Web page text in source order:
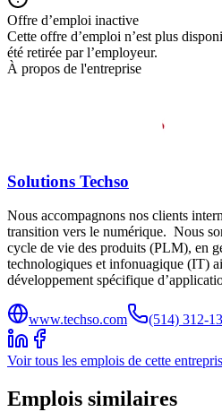
Offre d’emploi inactive
Cette offre d’emploi n’est plus
été retirée par l’employeur.
À propos de l'entreprise
Solutions Techso
Nous accompagnons nos clients
transition vers le numérique. Nous
cycle de vie des produits (PLM), en
technologiques et infonuagique (IT)
développement spécifique
www.techso.com (514) 312-
Voir tous les emplois de cette
Emplois similaires